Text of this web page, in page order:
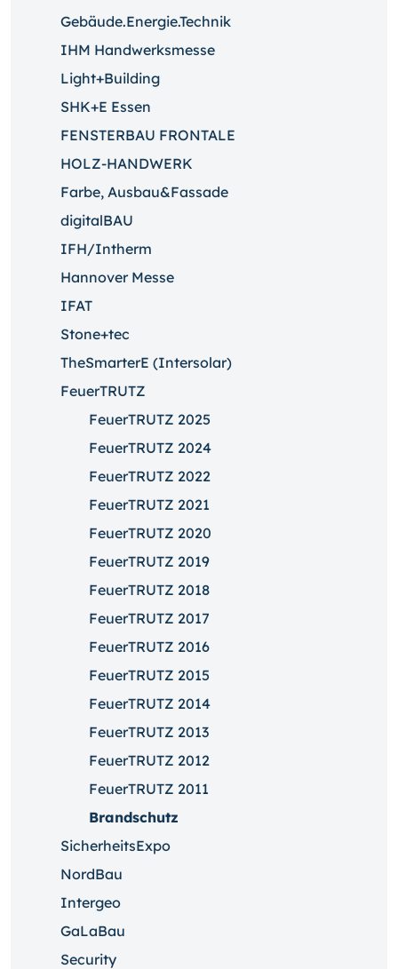
Gebäude.Energie.Technik
IHM Handwerksmesse
Light+Building
SHK+E Essen
FENSTERBAU FRONTALE
HOLZ-HANDWERK
Farbe, Ausbau&Fassade
digitalBAU
IFH/Intherm
Hannover Messe
IFAT
Stone+tec
TheSmarterE (Intersolar)
FeuerTRUTZ
FeuerTRUTZ 2025
FeuerTRUTZ 2024
FeuerTRUTZ 2022
FeuerTRUTZ 2021
FeuerTRUTZ 2020
FeuerTRUTZ 2019
FeuerTRUTZ 2018
FeuerTRUTZ 2017
FeuerTRUTZ 2016
FeuerTRUTZ 2015
FeuerTRUTZ 2014
FeuerTRUTZ 2013
FeuerTRUTZ 2012
FeuerTRUTZ 2011
Brandschutz
SicherheitsExpo
NordBau
Intergeo
GaLaBau
Security